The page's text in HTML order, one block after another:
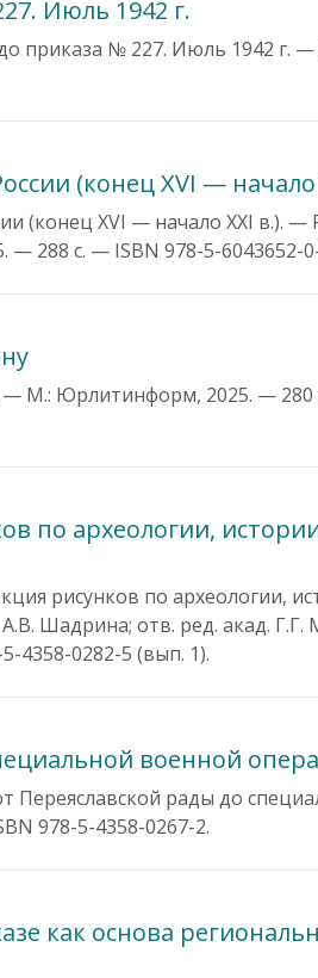
Июль 1942 г.
приказа № 227. Июль 1942 г.
(конец XVI — начало
(конец XVI — начало XХI в.). —
— 288 с. — ISBN 978-5-6043652-
— М.: Юрлитинформ, 2025. — 280
по археологии,
рисунков по археологии,
Шадрина; отв. ред. акад.
4358-0282-5 (вып. 1).
военной
Переяславской рады до
978-5-4358-0267-2.
как основа